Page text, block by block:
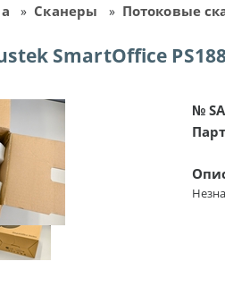
» Сканеры » Потоковые
SmartOffice PS188
№